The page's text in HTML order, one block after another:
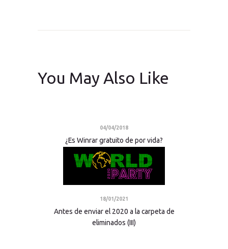
You May Also Like
04/04/2018
¿Es Winrar gratuito de por vida?
18/01/2021
Antes de enviar el 2020 a la carpeta de
eliminados (III)